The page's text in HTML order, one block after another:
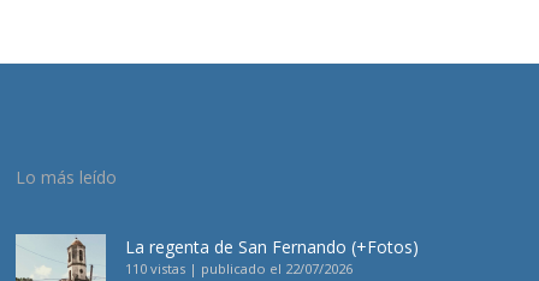
Lo más leído
La regenta de San Fernando (+Fotos)
110 vistas | publicado el 22/07/2026